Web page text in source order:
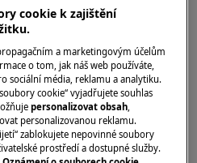
části a obaly mimo
nebo instalovat pouze
vypněte přívod vody k
přístroj od veškeré
měla být prováděna s
cookie k zajištění
a marketingovým účelům
o tom, jak náš web používáte,
sociální média, reklamu a analytiku.
cookie“ vyjadřujete souhlas
personalizovat obsah,
personalizovanou reklamu.
zablokujete nepovinné soubory
prostředí a dostupné služby.